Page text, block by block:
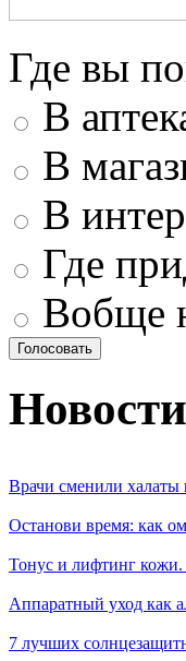
Где вы
В
В
В
Где
Вобще
Врачи сменили халаты
Останови время: как
Тонус и лифтинг кожи.
Аппаратный уход как
7 лучших